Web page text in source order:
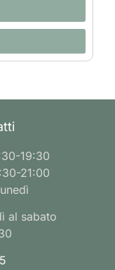
19:30
21:00
al sabato